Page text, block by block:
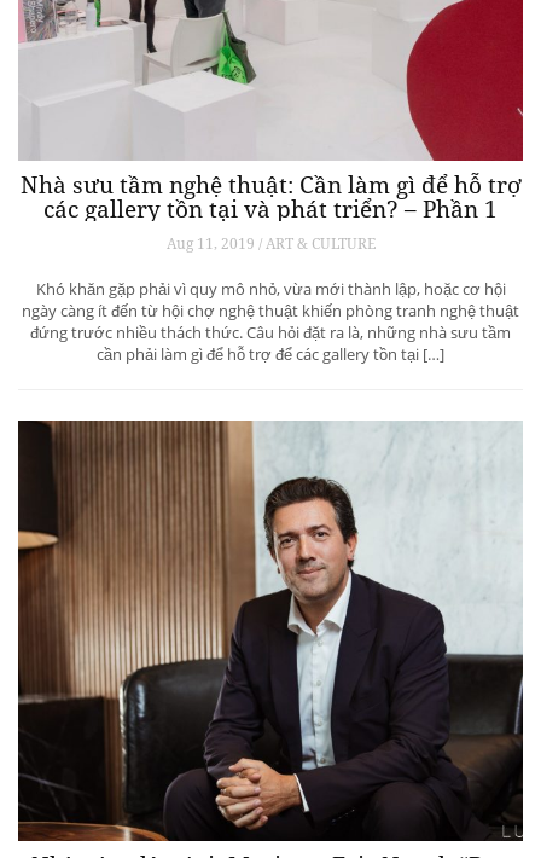
Lựa chọn đẳng cấp: Dàn âm thanh Wrensilva
Standard One
Công ty sản xuất dàn âm thanh chất lượng cao Wrensilva Standard
One đã kết hợp chức năng và thiết kế trong một món đồ nội thất đầy
phong cách.
Nhà sưu tầm nghệ thuật: Cần làm gì để hỗ trợ
các gallery tồn tại và phát triển? – Phần 1
Aug 11, 2019 / ART & CULTURE
Khó khăn gặp phải vì quy mô nhỏ, vừa mới thành lập, hoặc cơ hội